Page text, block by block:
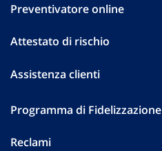
Preventivatore online
Attestato di rischio
Assistenza clienti
Programma di Fidelizzazione
Reclami